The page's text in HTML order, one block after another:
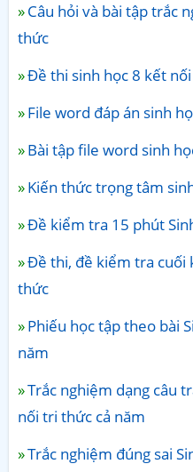
Câu hỏi và bài tập trắc
thức
Đề thi sinh học 8 kết
File word đáp án sinh
Bài tập file word sinh
Kiến thức trọng tâm
Đề kiểm tra 15 phút
Đề thi, đề kiểm tra cuối
thức
Phiếu học tập theo bài
năm
Trắc nghiệm dạng câu
nối tri thức cả năm
Trắc nghiệm đúng sai